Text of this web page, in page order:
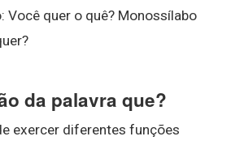
Você quer o quê? Monossílabo
da palavra que?
exercer diferentes funções